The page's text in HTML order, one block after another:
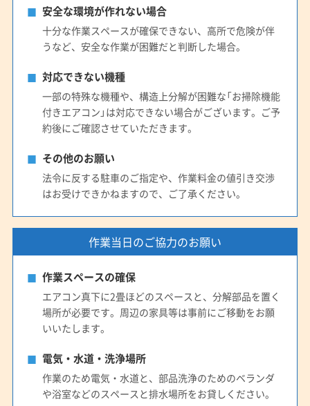
安全な環境が作れない場合
十分な作業スペースが確保できない、高所で危険が伴
うなど、安全な作業が困難だと判断した場合。
対応できない機種
一部の特殊な機種や、構造上分解が困難な「お掃除機能
付きエアコン」は対応できない場合がございます。ご予
約後にご確認させていただきます。
その他のお願い
法令に反する駐車のご指定や、作業料金の値引き交渉
はお受けできかねますので、ご了承ください。
作業当日のご協力のお願い
作業スペースの確保
エアコン真下に2畳ほどのスペースと、分解部品を置く
場所が必要です。周辺の家具等は事前にご移動をお願
いいたします。
電気・水道・洗浄場所
作業のため電気・水道と、部品洗浄のためのベランダ
や浴室などのスペースと排水場所をお貸しください。